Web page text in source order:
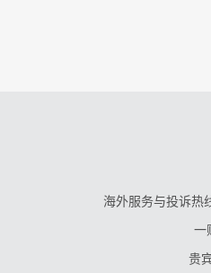
海外服务与投诉热
一
贵